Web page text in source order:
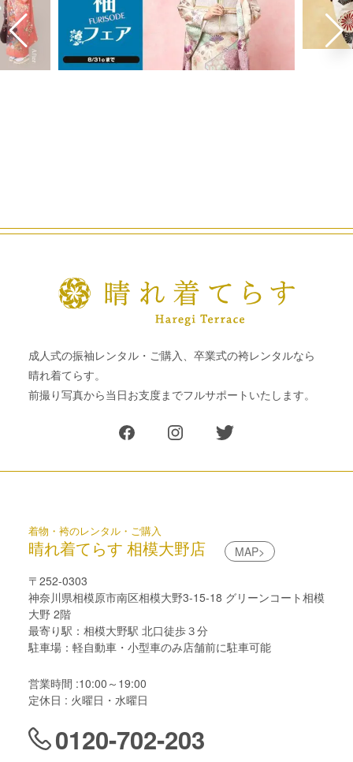
成人式の振袖レンタル・ご購入、卒業式の袴レンタルなら
晴れ着てらす。
前撮り写真から当日お支度までフルサポートいたします。
着物・袴のレンタル・ご購入
晴れ着てらす 相模大野店
MAP>
〒252-0303
神奈川県相模原市南区相模大野3-15-18 グリーンコート相模
大野 2階
最寄り駅：相模大野駅 北口徒歩３分
駐車場：軽自動車・小型車のみ店舗前に駐車可能
営業時間 :10:00～19:00
定休日 : 火曜日・水曜日
0120-702-203